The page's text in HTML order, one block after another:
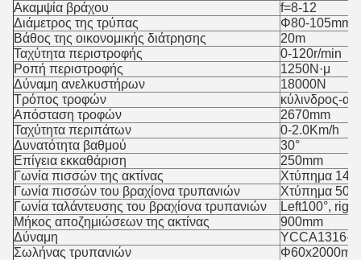
Ακαμψία βράχου
f=8-12
Διάμετρος της τρύπας
Φ80-105mm
Βάθος της οικονομικής διάτρησης
20m
Ταχύτητα περιστροφής
0-120r/min
Ροπή περιστροφής
1250N·μ
Δύναμη ανελκυστήρων
18000N
Τρόπος τροφών
κύλινδρος-
Απόσταση τροφών
2670mm
Ταχύτητα περιπάτων
0-2.0Km/h
Δυνατότητα βαθμού
30°
Επίγεια εκκαθάριση
250mm
Γωνία πισσών της ακτίνας
Χτύπημα
Γωνία πισσών του βραχίονα τρυπανιών
Χτύπημα 50°,
Γωνία ταλάντευσης του βραχίονα τρυπανιών
Left100°,
Μήκος αποζημιώσεων της ακτίνας
900mm
Δύναμη
YCCA1316-
Σωλήνας τρυπανιών